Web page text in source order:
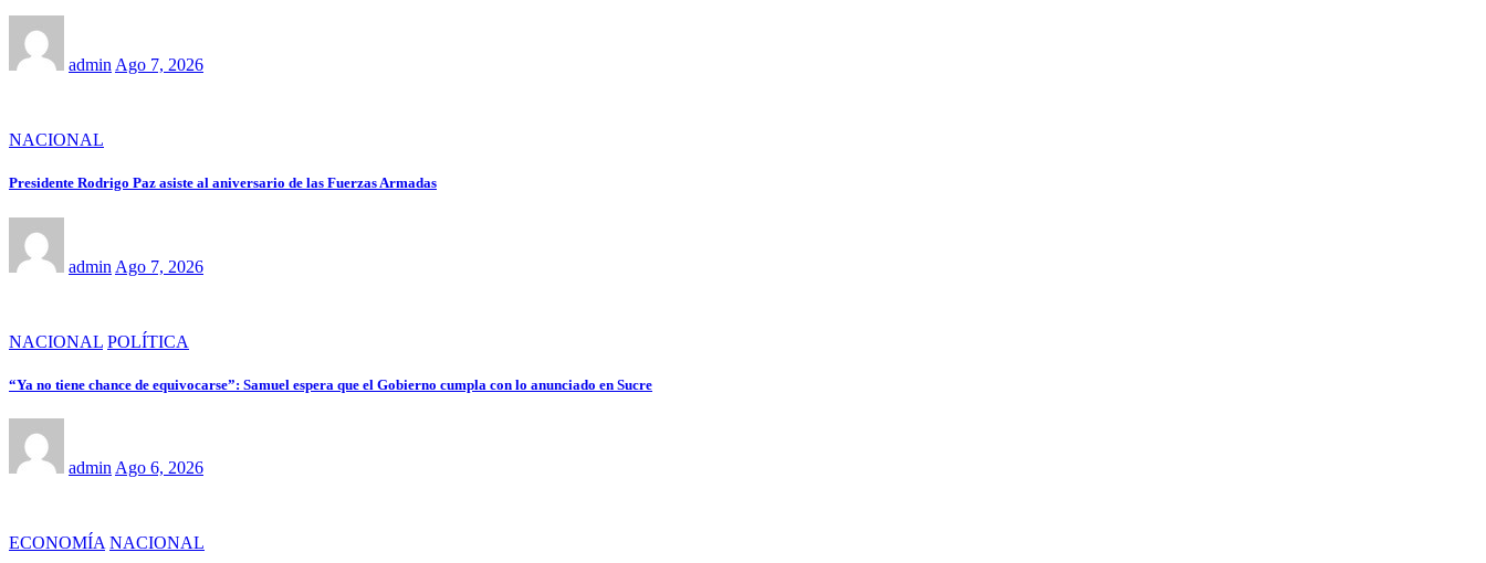
admin Ago 7, 2026
NACIONAL
Presidente Rodrigo Paz asiste al aniversario de las Fuerzas Armadas
admin Ago 7, 2026
NACIONAL POLÍTICA
“Ya no tiene chance de equivocarse”: Samuel espera que el Gobierno cumpla con lo anunciado en Sucre
admin Ago 6, 2026
ECONOMÍA NACIONAL